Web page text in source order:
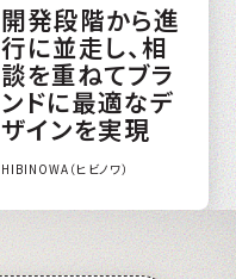
開発段階から進
行に並走し、相
談を重ねてブラ
ンドに最適なデ
ザインを実現
HIBINOWA（ヒビノワ）